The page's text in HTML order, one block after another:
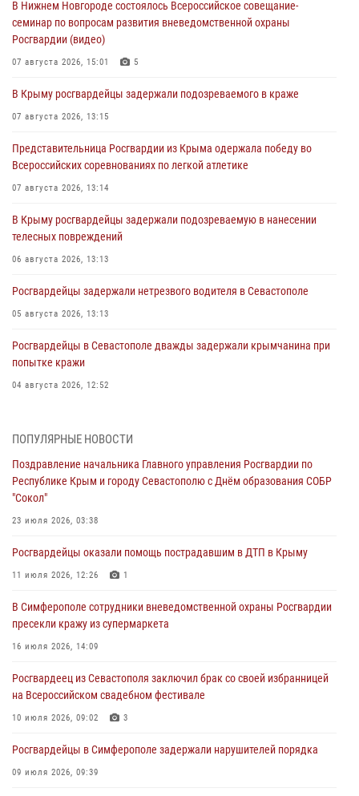
В Нижнем Новгороде состоялось Всероссийское совещание-
семинар по вопросам развития вневедомственной охраны
Росгвардии (видео)
07 августа 2026, 15:01 5
В Крыму росгвардейцы задержали подозреваемого в краже
07 августа 2026, 13:15
Представительница Росгвардии из Крыма одержала победу во
Всероссийских соревнованиях по легкой атлетике
07 августа 2026, 13:14
В Крыму росгвардейцы задержали подозреваемую в нанесении
телесных повреждений
06 августа 2026, 13:13
Росгвардейцы задержали нетрезвого водителя в Севастополе
05 августа 2026, 13:13
Росгвардейцы в Севастополе дважды задержали крымчанина при
попытке кражи
04 августа 2026, 12:52
мужчину
Росгвардия в Крыму и Севастополе задержала ряд
правонарушителей
03 августа 2026, 14:08
В Симферополе росгвардейцы задержали гражданина,
подозреваемого в совершении серии краж
Росгвардейцы оперативно задержали нарушителя на охраняемом
объекте в Севастополе
ПОПУЛЯРНЫЕ НОВОСТИ
Поздравление начальника Главного управления Росгвардии по
Республике Крым и городу Севастополю с Днём образования СОБР
"Сокол"
23 июля 2026, 03:38
Росгвардейцы оказали помощь пострадавшим в ДТП в Крыму
11 июля 2026, 12:26 1
В Симферополе сотрудники вневедомственной охраны Росгвардии
пресекли кражу из супермаркета
16 июля 2026, 14:09
Росгвардеец из Севастополя заключил брак со своей избранницей
на Всероссийском свадебном фестивале
10 июля 2026, 09:02 3
Росгвардейцы в Симферополе задержали нарушителей порядка
09 июля 2026, 09:39